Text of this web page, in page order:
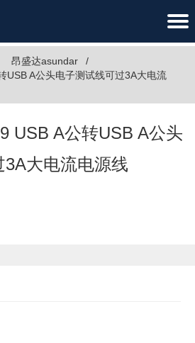
昂盛达asundar
USB A公头电子测试线可过3A大电流
USB A公转USB A公头
大电流电源线